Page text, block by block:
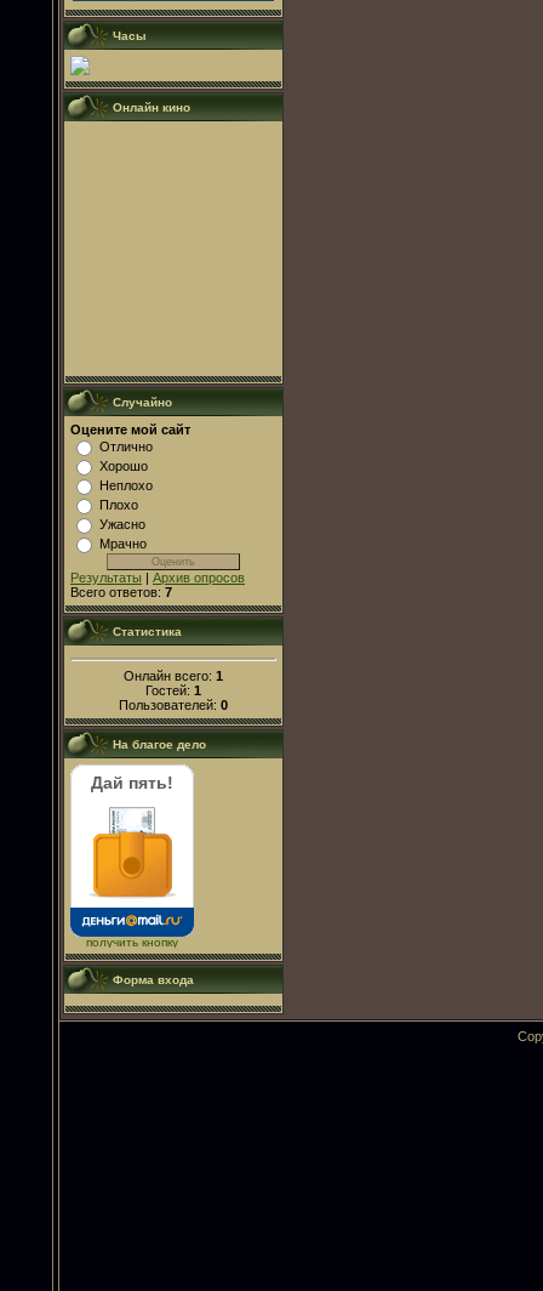
Часы
Онлайн кино
Случайно
Оцените мой сайт
Отлично
Хорошо
Неплохо
Плохо
Ужасно
Мрачно
Результаты | Архив опросов
Всего ответов: 7
Статистика
Онлайн всего: 1
Гостей: 1
Пользователей: 0
На благое дело
Дай пять!
получить кнопку
Форма входа